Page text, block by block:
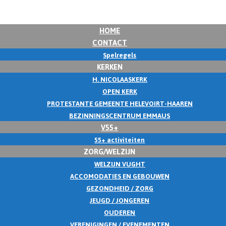
HOME
CONTACT
Spelregels
KERKEN
H. NICOLAASKERK
OPEN KERK
PROTESTANTE GEMEENTE HELEVOIRT-HAAREN
BEZINNINGSCENTRUM EMMAUS
V55+
55+ activiteiten
ZORG/WELZIJN
WELZIJN VUGHT
ACCOMODATIES EN GEBOUWEN
GEZONDHEID / ZORG
JEUGD / JONGEREN
OUDEREN